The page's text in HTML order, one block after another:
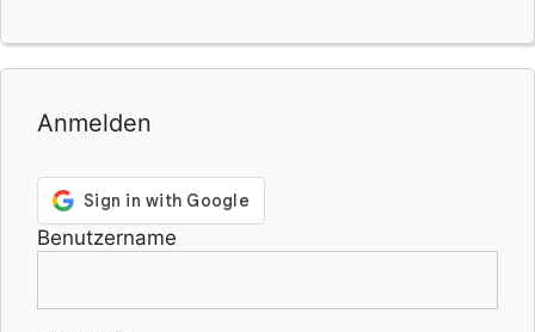
Anmelden
Benutzername